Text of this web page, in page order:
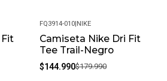
-19%
FQ3914-010|NIKE
Camiseta Nike Dri Fit
Tee Trail-Negro
$144.990$179.990